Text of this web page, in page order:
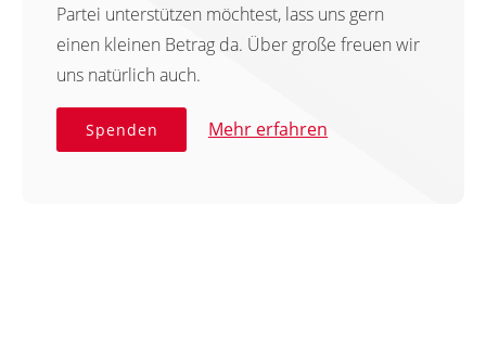
Partei unterstützen möchtest, lass uns gern
einen kleinen Betrag da. Über große freuen wir
uns natürlich auch.
Spenden Mehr erfahren